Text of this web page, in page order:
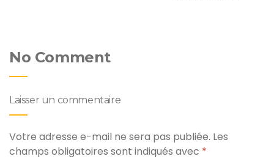
No Comment
Laisser un commentaire
Votre adresse e-mail ne sera pas publiée. Les
champs obligatoires sont indiqués avec *